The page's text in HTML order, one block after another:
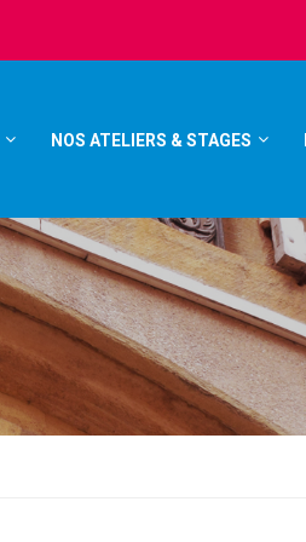
NOS ATELIERS & STAGES